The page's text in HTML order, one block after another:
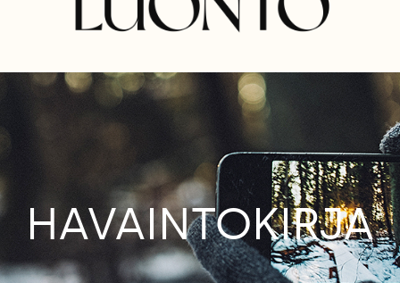
HAVAINTOKIRJA